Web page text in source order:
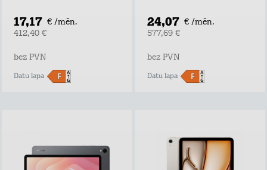
17,17 € /mēn.
412,40 €
bez PVN
Datu lapa
24,07 € /mēn.
577,69 €
bez PVN
Datu lapa